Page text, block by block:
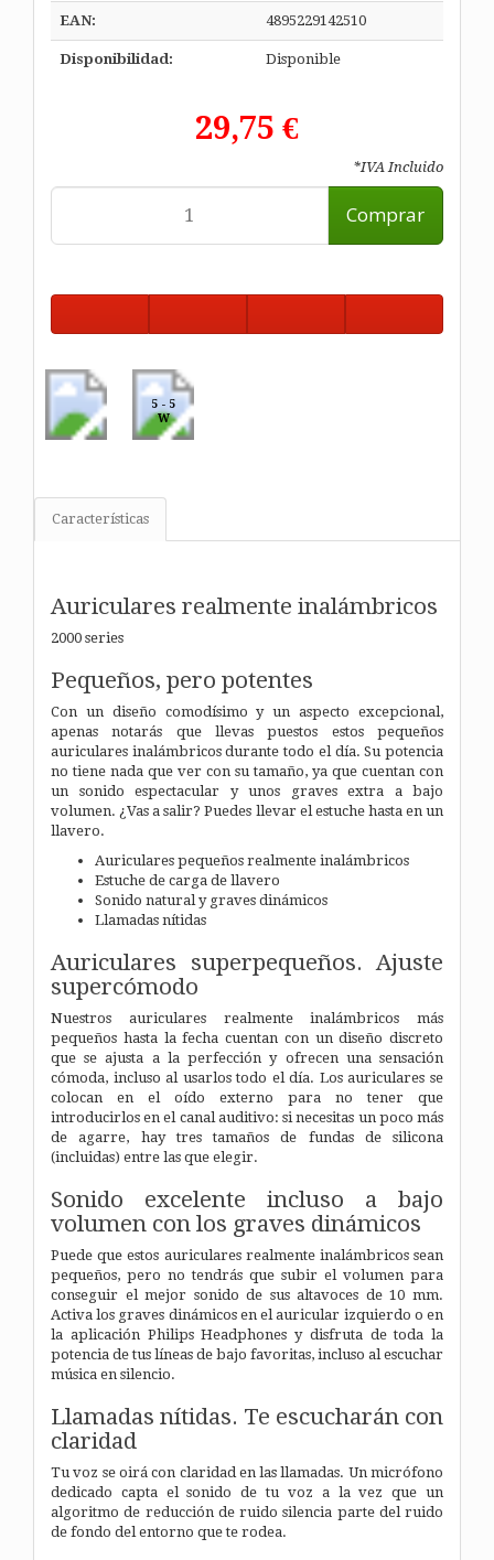
EAN: 4895229142510
Disponibilidad: Disponible
29,75 €
*IVA Incluido
Comprar
5 - 5
W
Características
Auriculares realmente inalámbricos
2000 series
Pequeños, pero potentes
Con un diseño comodísimo y un aspecto excepcional,
apenas notarás que llevas puestos estos pequeños
auriculares inalámbricos durante todo el día. Su potencia
no tiene nada que ver con su tamaño, ya que cuentan con
un sonido espectacular y unos graves extra a bajo
volumen. ¿Vas a salir? Puedes llevar el estuche hasta en un
llavero.
Auriculares pequeños realmente inalámbricos
Estuche de carga de llavero
Sonido natural y graves dinámicos
Llamadas nítidas
Auriculares superpequeños. Ajuste
supercómodo
Nuestros auriculares realmente inalámbricos más
pequeños hasta la fecha cuentan con un diseño discreto
que se ajusta a la perfección y ofrecen una sensación
cómoda, incluso al usarlos todo el día. Los auriculares se
colocan en el oído externo para no tener que
introducirlos en el canal auditivo: si necesitas un poco más
de agarre, hay tres tamaños de fundas de silicona
(incluidas) entre las que elegir.
Sonido excelente incluso a bajo
volumen con los graves dinámicos
Puede que estos auriculares realmente inalámbricos sean
pequeños, pero no tendrás que subir el volumen para
conseguir el mejor sonido de sus altavoces de 10 mm.
Activa los graves dinámicos en el auricular izquierdo o en
la aplicación Philips Headphones y disfruta de toda la
potencia de tus líneas de bajo favoritas, incluso al escuchar
música en silencio.
Llamadas nítidas. Te escucharán con
claridad
Tu voz se oirá con claridad en las llamadas. Un micrófono
dedicado capta el sonido de tu voz a la vez que un
algoritmo de reducción de ruido silencia parte del ruido
de fondo del entorno que te rodea.